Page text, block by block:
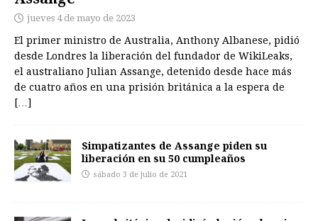
jueves 4 de mayo de 2023
El primer ministro de Australia, Anthony Albanese, pidió
desde Londres la liberación del fundador de WikiLeaks,
el australiano Julian Assange, detenido desde hace más
de cuatro años en una prisión británica a la espera de
[…]
Simpatizantes de Assange piden su
liberación en su 50 cumpleaños
sábado 3 de julio de 2021